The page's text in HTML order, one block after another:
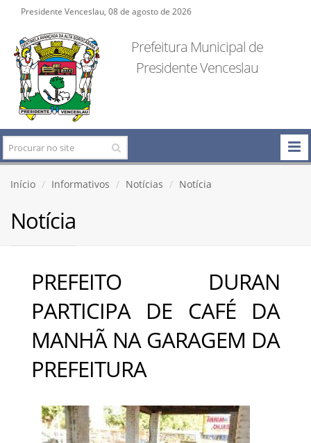
Presidente Venceslau, 08 de agosto de 2026
Prefeitura Municipal de
Presidente Venceslau
Início Informativos Notícias Notícia
Notícia
PREFEITO DURAN
PARTICIPA DE CAFÉ DA
MANHÃ NA GARAGEM DA
PREFEITURA